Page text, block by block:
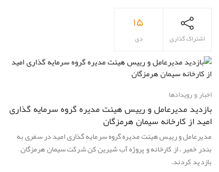
۱۵
دی اشتراک گذاری
اخبار و رویدادها
بازدید مدیرعامل و رییس هیئت مدیره گروه سرمایه گذاری
امید از کارخانه سیمان هرمزگان
مدیرعامل و رییس هیئت مدیره گروه سرمایه گذاری امید در سفری به
بندر خمیر ، از کارخانه و پروژه آب شیرین کن شرکت سیمان هرمزگان
بازدید کردند.